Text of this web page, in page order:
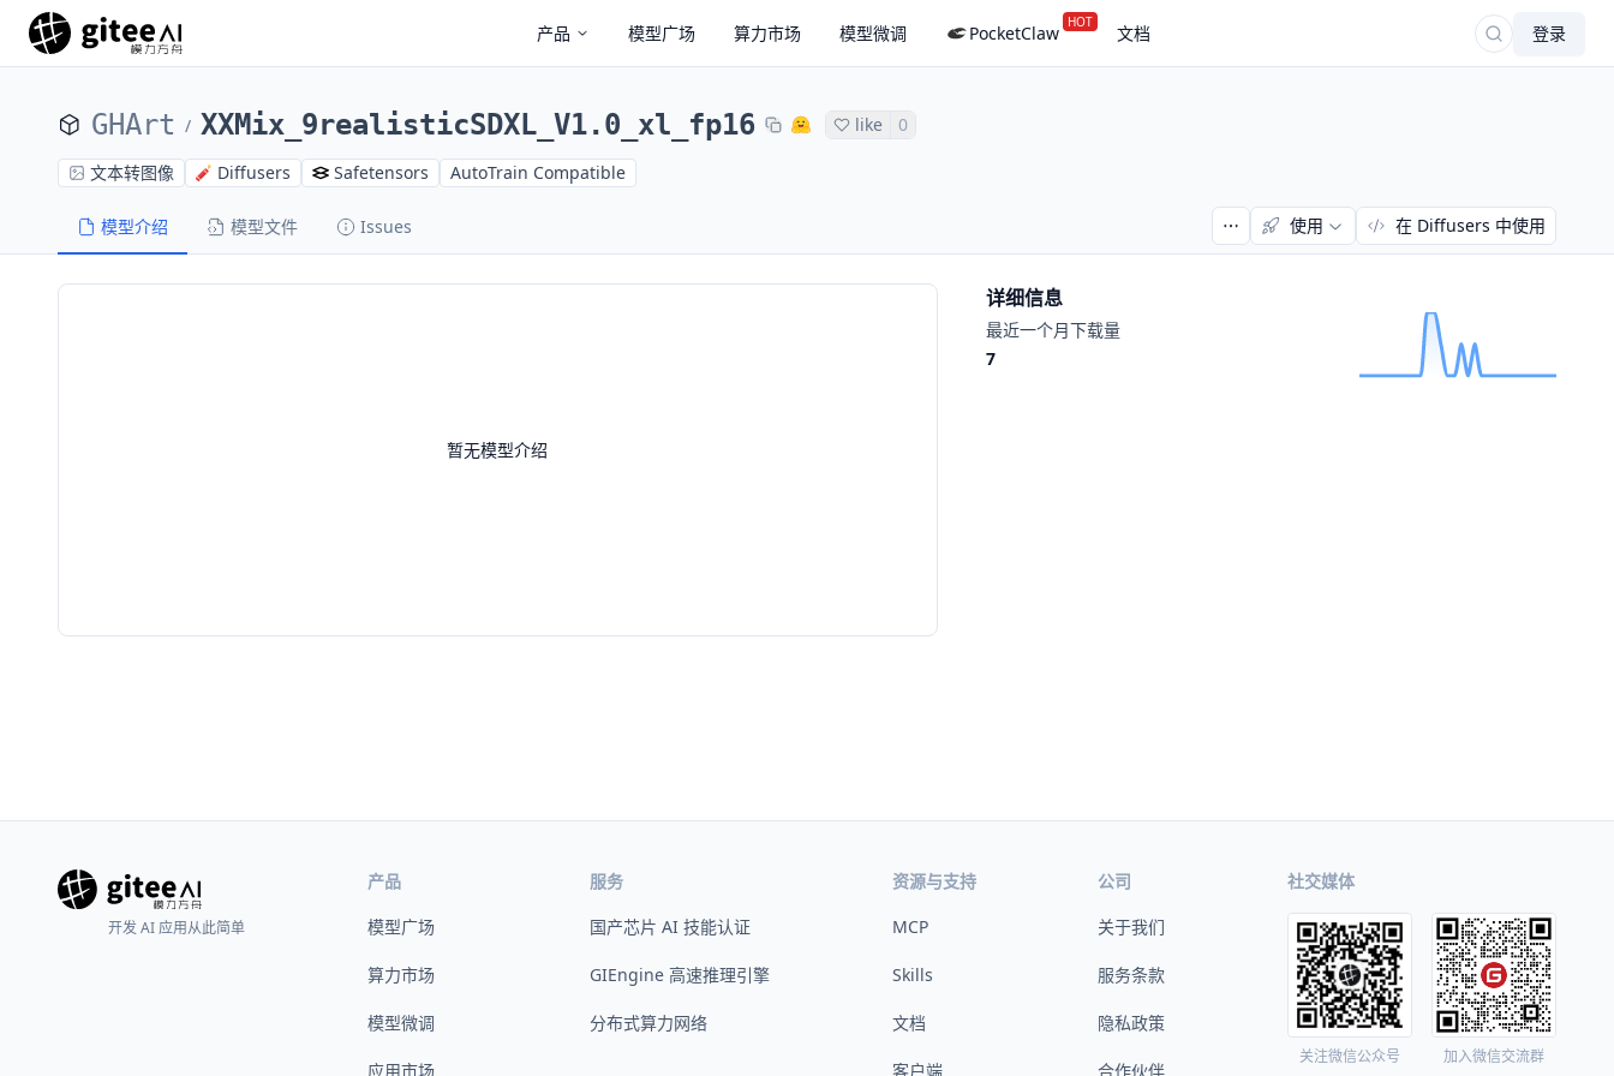
产品 模型广场 算力市场 模型微调 PocketClaw HOT 文档 登录
GHArt / XXMix_9realisticSDXL_V1.0_xl_fp16 like 0
文本转图像 Diffusers Safetensors AutoTrain Compatible
模型介绍 模型文件 Issues 使用 在 Diffusers 中使用
暂无模型介绍
详细信息
最近一个月下载量
7
开发 AI 应用从此简单
产品
模型广场
算力市场
模型微调
应用市场
服务
国产芯片 AI 技能认证
GIEngine 高速推理引擎
分布式算力网络
资源与支持
MCP
Skills
文档
客户端
公司
关于我们
服务条款
隐私政策
合作伙伴
社交媒体
关注微信公众号 加入微信交流群